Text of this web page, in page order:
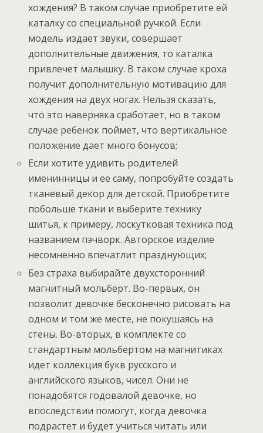
хождения? В таком случае приобретите ей
каталку со специальной ручкой. Если
модель издает звуки, совершает
дополнительные движения, то каталка
привлечет малышку. В таком случае кроха
получит дополнительную мотивацию для
хождения на двух ногах. Нельзя сказать,
что это наверняка сработает, но в таком
случае ребенок поймет, что вертикальное
положение дает много бонусов;
Если хотите удивить родителей
именинницы и ее саму, попробуйте создать
тканевый декор для детской. Приобретите
побольше ткани и выберите технику
шитья, к примеру, лоскутковая техника под
названием пэчворк. Авторское изделие
несомненно впечатлит празднующих;
Без страха выбирайте двухсторонний
магнитный мольберт. Во-первых, он
позволит девочке бесконечно рисовать на
одном и том же месте, не покушаясь на
стены. Во-вторых, в комплекте со
стандартным мольбертом на магнитиках
идет коллекция букв русского и
английского языков, чисел. Они не
понадобятся годовалой девочке, но
впоследствии помогут, когда девочка
подрастет и будет учиться читать или